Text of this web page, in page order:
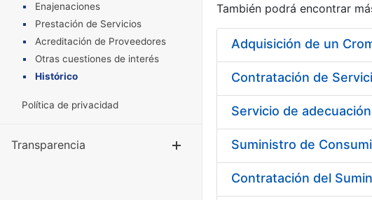
Enajenaciones
Prestación de Servicios
Acreditación de Proveedores
Otras cuestiones de interés
Histórico
Política de privacidad
Transparencia Mostrar/Ocultar
También podrá encontrar
Adquisición de un
Servicio de
Suministro de
Contratación del